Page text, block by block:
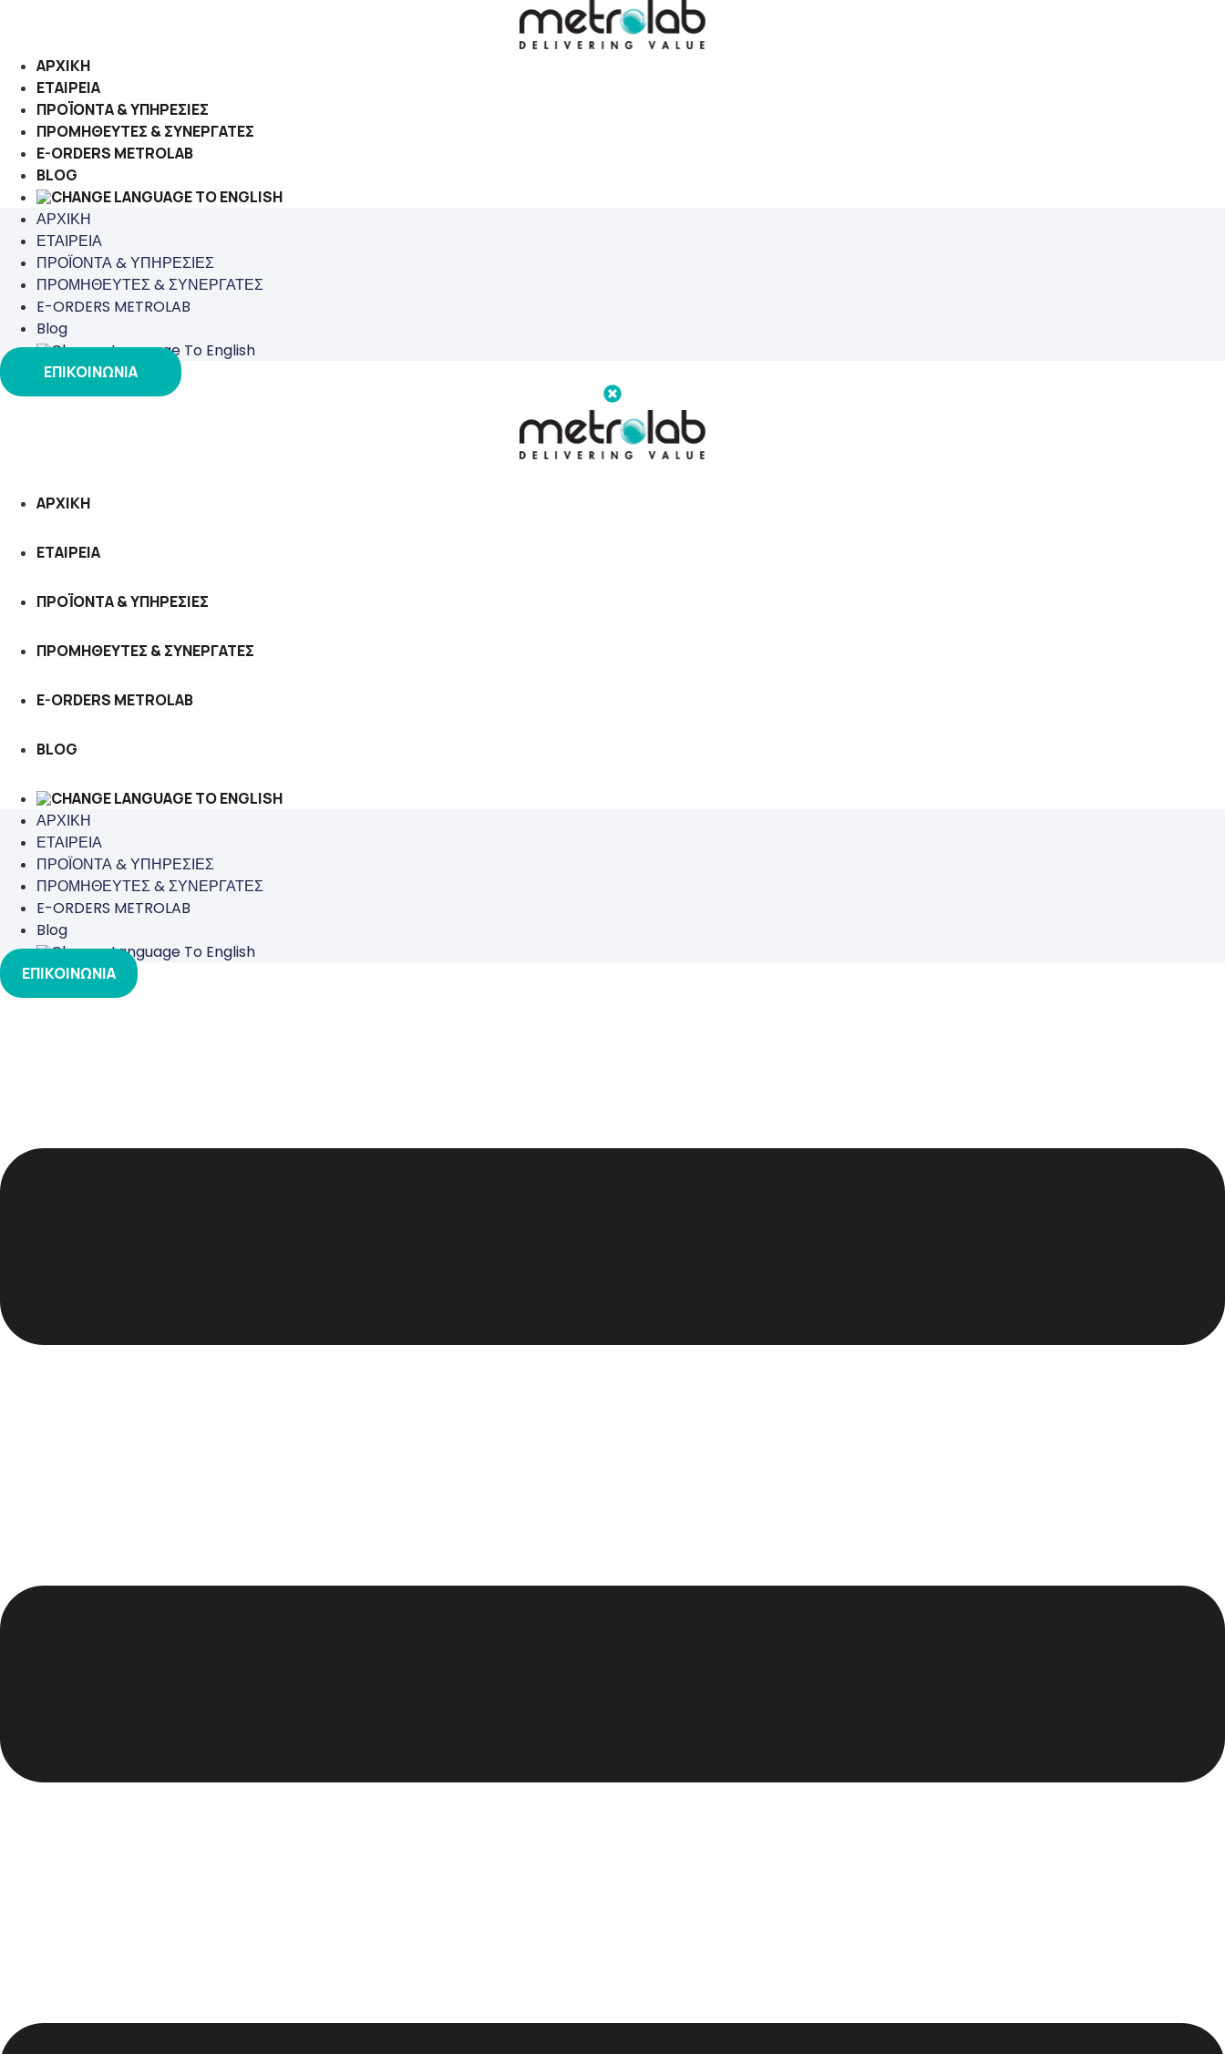
ΑΡΧΙΚΗ
ΕΤΑΙΡΕΙΑ
ΠΡΟΪΟΝΤΑ & ΥΠΗΡΕΣΙΕΣ
ΠΡΟΜΗΘΕΥΤΕΣ & ΣΥΝΕΡΓΑΤΕΣ
E-ORDERS METROLAB
BLOG
ΑΡΧΙΚΗ
ΕΤΑΙΡΕΙΑ
ΠΡΟΪΟΝΤΑ & ΥΠΗΡΕΣΙΕΣ
ΠΡΟΜΗΘΕΥΤΕΣ & ΣΥΝΕΡΓΑΤΕΣ
E-ORDERS METROLAB
Blog
ΕΠΙΚΟΙΝΩΝΙΑ
ΑΡΧΙΚΗ
ΕΤΑΙΡΕΙΑ
ΠΡΟΪΟΝΤΑ & ΥΠΗΡΕΣΙΕΣ
ΠΡΟΜΗΘΕΥΤΕΣ & ΣΥΝΕΡΓΑΤΕΣ
E-ORDERS METROLAB
BLOG
ΑΡΧΙΚΗ
ΕΤΑΙΡΕΙΑ
ΠΡΟΪΟΝΤΑ & ΥΠΗΡΕΣΙΕΣ
ΠΡΟΜΗΘΕΥΤΕΣ & ΣΥΝΕΡΓΑΤΕΣ
E-ORDERS METROLAB
Blog
ΕΠΙΚΟΙΝΩΝΙΑ